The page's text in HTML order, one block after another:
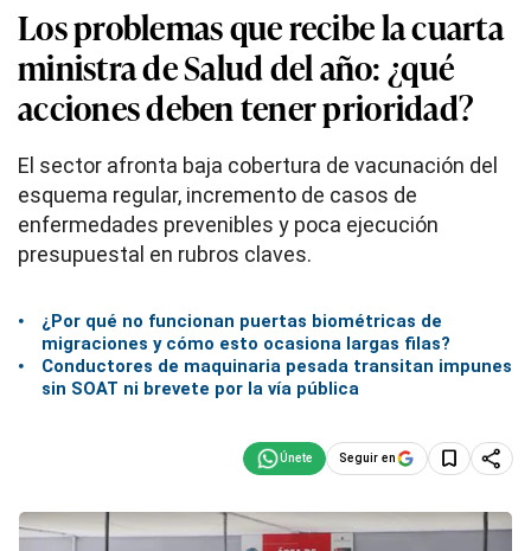
Los problemas que recibe la cuarta
ministra de Salud del año: ¿qué
acciones deben tener prioridad?
El sector afronta baja cobertura de vacunación del
esquema regular, incremento de casos de
enfermedades prevenibles y poca ejecución
presupuestal en rubros claves.
¿Por qué no funcionan puertas biométricas de
migraciones y cómo esto ocasiona largas filas?
Conductores de maquinaria pesada transitan impunes
sin SOAT ni brevete por la vía pública
Seguir en